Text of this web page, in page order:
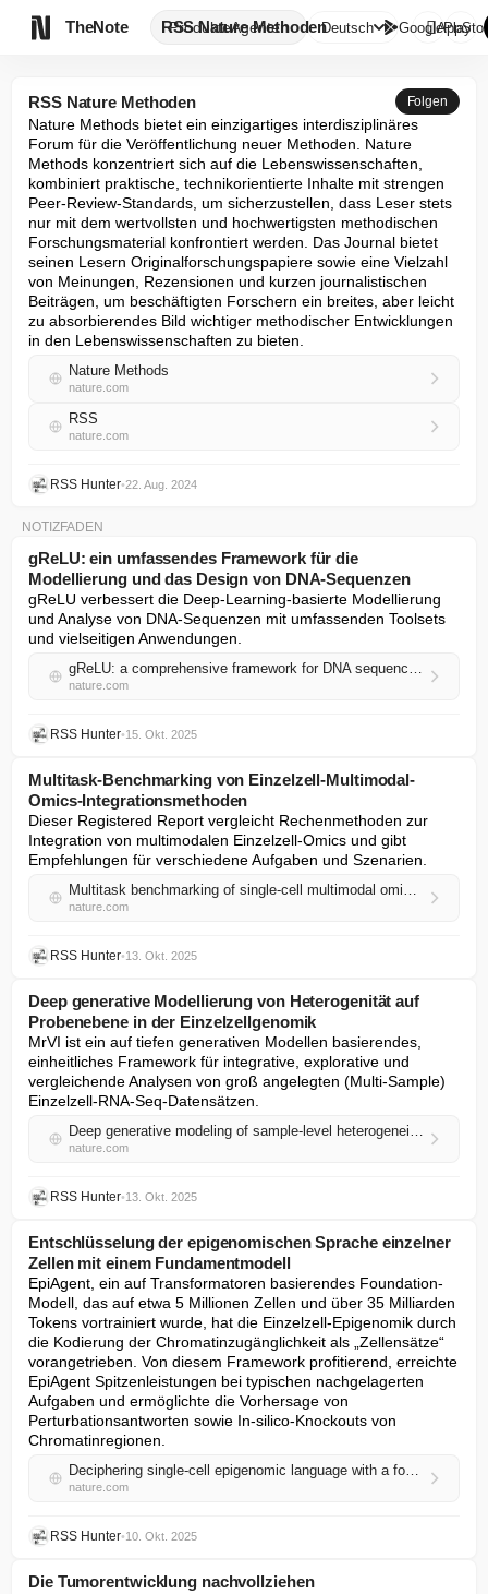
TheNote ProdukteAgenten
RSS Nature MethodenDeutsch GooglePlay

RSS Nature Methoden Folgen
Nature Methods bietet ein einzigartiges interdisziplinäres
Forum für die Veröffentlichung neuer Methoden. Nature
Methods konzentriert sich auf die Lebenswissenschaften,
kombiniert praktische, technikorientierte Inhalte mit strengen
Peer-Review-Standards, um sicherzustellen, dass Leser stets
nur mit dem wertvollsten und hochwertigsten methodischen
Forschungsmaterial konfrontiert werden. Das Journal bietet
seinen Lesern Originalforschungspapiere sowie eine Vielzahl
von Meinungen, Rezensionen und kurzen journalistischen
Beiträgen, um beschäftigten Forschern ein breites, aber leicht
zu absorbierendes Bild wichtiger methodischer Entwicklungen
in den Lebenswissenschaften zu bieten.
Nature Methods
nature.com
RSS
nature.com
RSS Hunter•22. Aug. 2024
NOTIZFADEN
gReLU: ein umfassendes Framework für die
Modellierung und das Design von DNA-Sequenzen
gReLU verbessert die Deep-Learning-basierte Modellierung
und Analyse von DNA-Sequenzen mit umfassenden Toolsets
und vielseitigen Anwendungen.
gReLU: a comprehensive framework for DNA sequence modeling and design
nature.com
RSS Hunter•15. Okt. 2025
Multitask-Benchmarking von Einzelzell-Multimodal-
Omics-Integrationsmethoden
Dieser Registered Report vergleicht Rechenmethoden zur
Integration von multimodalen Einzelzell-Omics und gibt
Empfehlungen für verschiedene Aufgaben und Szenarien.
Multitask benchmarking of single-cell multimodal omics integration methods
nature.com
RSS Hunter•13. Okt. 2025
Deep generative Modellierung von Heterogenität auf
Probenebene in der Einzelzellgenomik
MrVI ist ein auf tiefen generativen Modellen basierendes,
einheitliches Framework für integrative, explorative und
vergleichende Analysen von groß angelegten (Multi-Sample)
Einzelzell-RNA-Seq-Datensätzen.
Deep generative modeling of sample-level heterogeneity in single-cell genomics
nature.com
RSS Hunter•13. Okt. 2025
Entschlüsselung der epigenomischen Sprache einzelner
Zellen mit einem Fundamentmodell
EpiAgent, ein auf Transformatoren basierendes Foundation-
Modell, das auf etwa 5 Millionen Zellen und über 35 Milliarden
Tokens vortrainiert wurde, hat die Einzelzell-Epigenomik durch
die Kodierung der Chromatinzugänglichkeit als „Zellensätze“
vorangetrieben. Von diesem Framework profitierend, erreichte
EpiAgent Spitzenleistungen bei typischen nachgelagerten
Aufgaben und ermöglichte die Vorhersage von
Perturbationsantworten sowie In-silico-Knockouts von
Chromatinregionen.
Deciphering single-cell epigenomic language with a foundation model
nature.com
RSS Hunter•10. Okt. 2025
Die Tumorentwicklung nachvollziehen